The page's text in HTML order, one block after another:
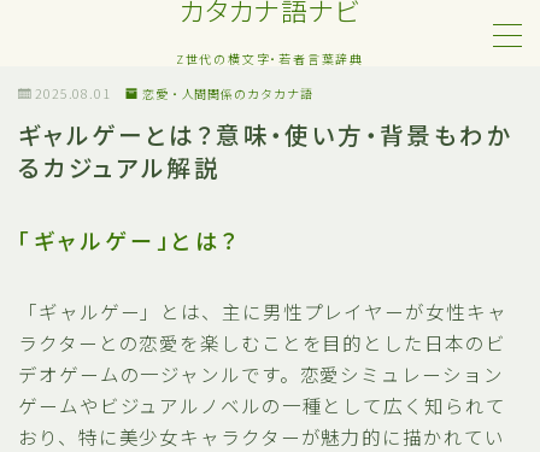
カタカナ語ナビ
Z世代の横文字・若者言葉辞典
MENU
Z世代・若者カタカナ語
ネット・SNS用語
日常でよく聞く流行語
略語・造語
2025.08.01 恋愛・人間関係のカタカナ語
ギャルゲーとは？意味・使い方・背景もわか
るカジュアル解説
「ギャルゲー」とは？
「ギャルゲー」とは、主に男性プレイヤーが女性キャ
ラクターとの恋愛を楽しむことを目的とした日本のビ
デオゲームの一ジャンルです。恋愛シミュレーション
ゲームやビジュアルノベルの一種として広く知られて
おり、特に美少女キャラクターが魅力的に描かれてい